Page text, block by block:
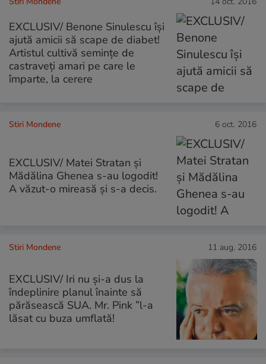
EXCLUSIV/ Benone Sinulescu își
ajută amicii să scape de diabet!
Artistul cultivă semințe de
castraveți amari pe care le
împarte, la cerere
Stiri Mondene 6 oct. 2016
EXCLUSIV/ Matei Stratan și
Mădălina Ghenea s-au logodit!
A văzut-o mireasă și s-a decis.
Stiri Mondene 11 aug. 2016
EXCLUSIV/ Iri nu și-a dus la
îndeplinire planul înainte să
părăsească SUA. Mr. Pink ”l-a
lăsat cu buza umflată!